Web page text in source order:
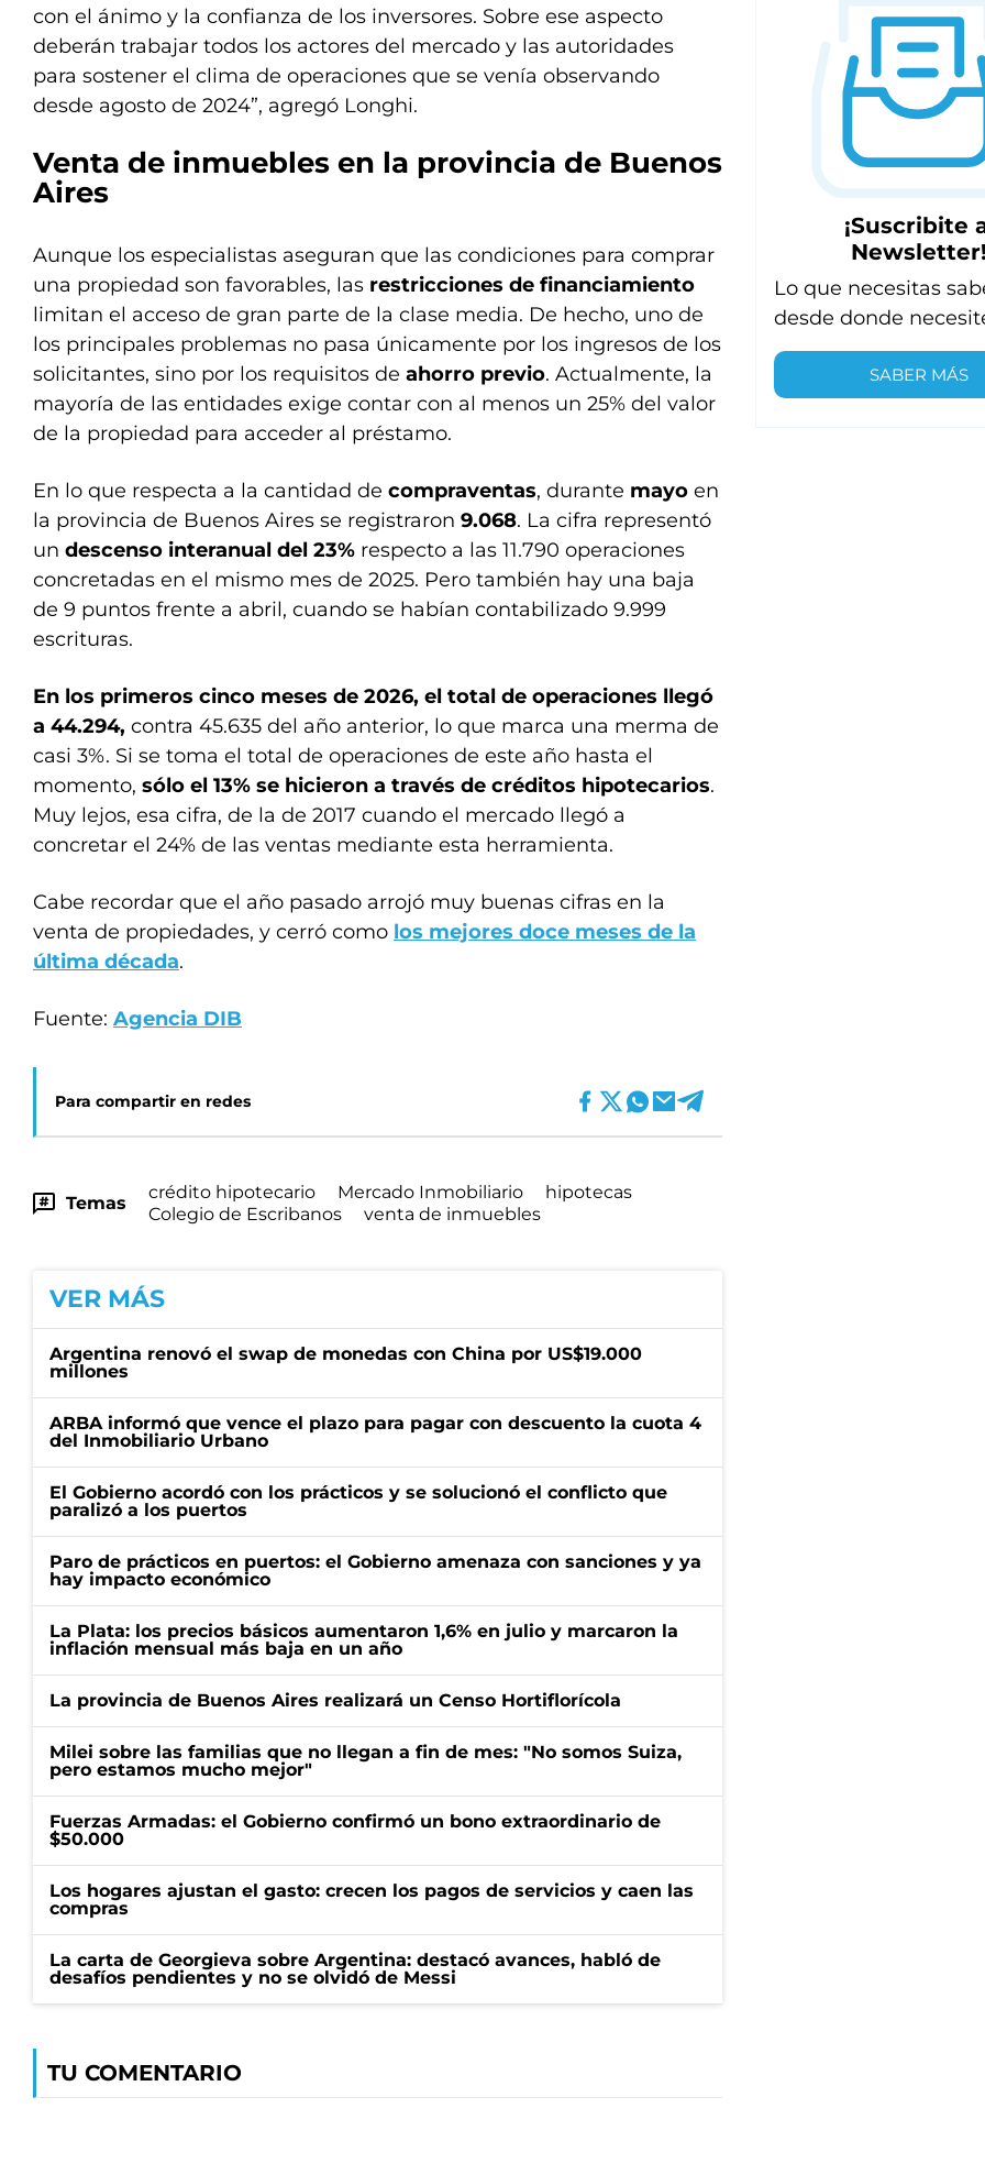
con el ánimo y la confianza de los inversores. Sobre ese aspecto
deberán trabajar todos los actores del mercado y las autoridades
para sostener el clima de operaciones que se venía observando
desde agosto de 2024”, agregó Longhi.
Venta de inmuebles en la provincia de Buenos
Aires
Aunque los especialistas aseguran que las condiciones para comprar
una propiedad son favorables, las restricciones de financiamiento
limitan el acceso de gran parte de la clase media. De hecho, uno de
los principales problemas no pasa únicamente por los ingresos de los
solicitantes, sino por los requisitos de ahorro previo. Actualmente, la
mayoría de las entidades exige contar con al menos un 25% del valor
de la propiedad para acceder al préstamo.
En lo que respecta a la cantidad de compraventas, durante mayo en
la provincia de Buenos Aires se registraron 9.068. La cifra representó
un descenso interanual del 23% respecto a las 11.790 operaciones
concretadas en el mismo mes de 2025. Pero también hay una baja
de 9 puntos frente a abril, cuando se habían contabilizado 9.999
escrituras.
En los primeros cinco meses de 2026, el total de operaciones llegó
a 44.294, contra 45.635 del año anterior, lo que marca una merma de
casi 3%. Si se toma el total de operaciones de este año hasta el
momento, sólo el 13% se hicieron a través de créditos hipotecarios.
Muy lejos, esa cifra, de la de 2017 cuando el mercado llegó a
concretar el 24% de las ventas mediante esta herramienta.
Cabe recordar que el año pasado arrojó muy buenas cifras en la
venta de propiedades, y cerró como los mejores doce meses de la
última década.
Fuente: Agencia DIB
Para compartir en redes
Temas
crédito hipotecario Mercado Inmobiliario
hipotecas
Colegio de Escribanos
venta de inmuebles
VER MÁS
Argentina renovó el swap de monedas con China por US$19.000
millones
ARBA informó que vence el plazo para pagar con descuento la cuota 4
del Inmobiliario Urbano
El Gobierno acordó con los prácticos y se solucionó el conflicto que
paralizó a los puertos
Paro de prácticos en puertos: el Gobierno amenaza con sanciones y ya
hay impacto económico
La Plata: los precios básicos aumentaron 1,6% en julio y marcaron la
inflación mensual más baja en un año
La provincia de Buenos Aires realizará un Censo Hortiflorícola
Milei sobre las familias que no llegan a fin de mes: "No somos Suiza,
pero estamos mucho mejor"
Fuerzas Armadas: el Gobierno confirmó un bono extraordinario de
$50.000
Los hogares ajustan el gasto: crecen los pagos de servicios y caen las
compras
La carta de Georgieva sobre Argentina: destacó avances, habló de
desafíos pendientes y no se olvidó de Messi
TU COMENTARIO
¡Suscribite
Newsletter!
Lo que necesitas
desde donde
SABER MÁS